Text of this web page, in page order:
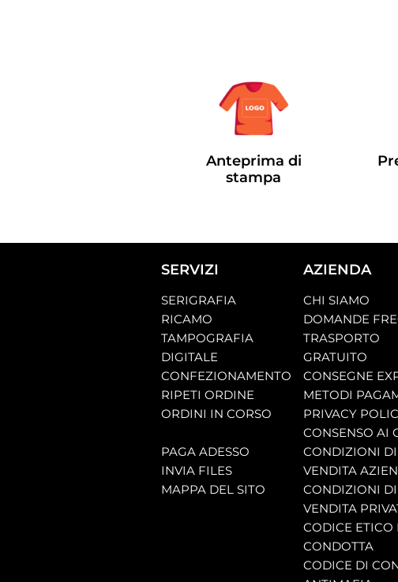
Anteprima di
stampa
SERVIZI
SERIGRAFIA
RICAMO
TAMPOGRAFIA
DIGITALE
CONFEZIONAMENTO
RIPETI ORDINE
ORDINI IN CORSO
PAGA ADESSO
INVIA FILES
MAPPA DEL SITO
AZIENDA
CHI SIAMO
DOMANDE
TRASPORTO
GRATUITO
CONSEGNE
METODI
PRIVACY
CONSENSO AI
CONDIZIONI DI
VENDITA
CONDIZIONI DI
VENDITA
CODICE ETICO
CONDOTTA
CODICE DI